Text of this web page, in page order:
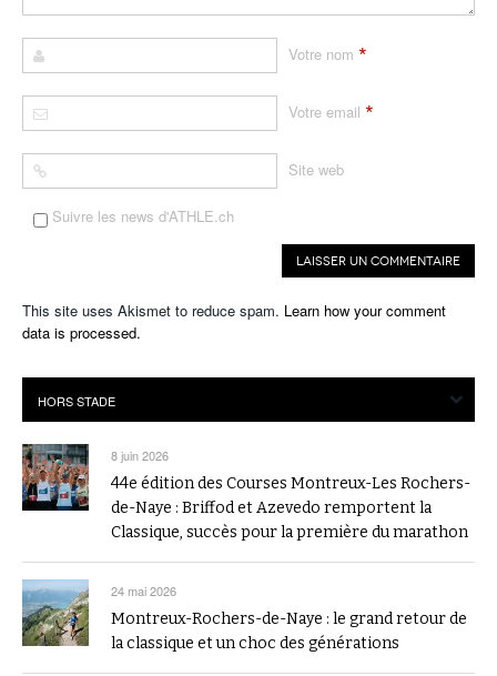
Votre nom *
Votre email *
Site web
Suivre les news d'ATHLE.ch
This site uses Akismet to reduce spam. Learn how your comment
data is processed.
8 juin 2026
44e édition des Courses Montreux-Les Rochers-
de-Naye : Briffod et Azevedo remportent la
Classique, succès pour la première du marathon
24 mai 2026
Montreux-Rochers-de-Naye : le grand retour de
la classique et un choc des générations